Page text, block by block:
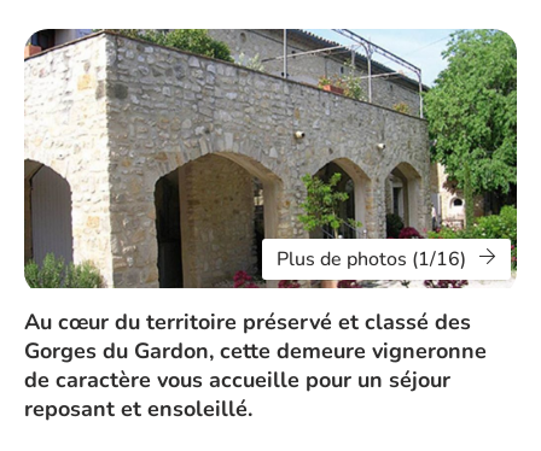
Plus de photos (1/16)
Au cœur du territoire préservé et classé des
Gorges du Gardon, cette demeure vigneronne
de caractère vous accueille pour un séjour
reposant et ensoleillé.